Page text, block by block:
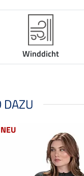
Winddicht
DAZU
NEU